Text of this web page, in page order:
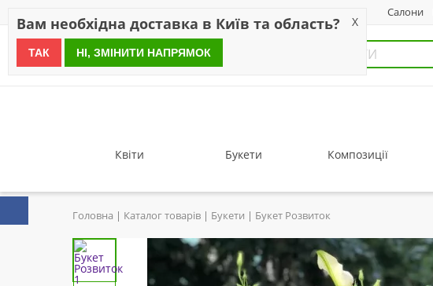
Салони
since 1999
Квіти Букети Композиції
Головна Каталог товарів Букети Букет Розвиток
Вам необхідна доставка в Київ та область? X
ТАК НІ, ЗМІНИТИ НАПРЯМОК